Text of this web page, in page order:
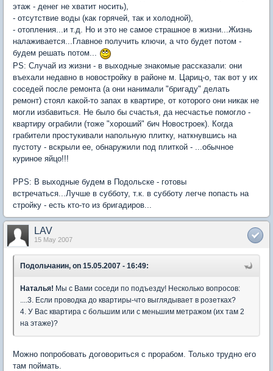
этаж - денег не хватит носить),
- отсутствие воды (как горячей, так и холодной),
- отопления...и т.д. Но и это не самое страшное в жизни...Жизнь
налаживается...Главное получить ключи, а что будет потом -
будем решать потом...
PS: Случай из жизни - в выходные знакомые рассказали: они
въехали недавно в новостройку в районе м. Цариц-о, так вот у их
соседей после ремонта (а они нанимали "бригаду" делать
ремонт) стоял какой-то запах в квартире, от которого они никак не
могли избавиться. Не было бы счастья, да несчастье помогло -
квартиру ограбили (тоже "хороший" бич Новостроек). Когда
грабители простукивали напольную плитку, наткнувшись на
пустоту - вскрыли ее, обнаружили под плиткой - ...обычное
куриное яйцо!!!
PPS: В выходные будем в Подольске - готовы
встречаться...Лучше в субботу, т.к. в субботу легче попасть на
стройку - есть кто-то из бригадиров...
LAV
15 May 2007
Подольчанин, on 15.05.2007 - 16:49:
Наталья! Мы с Вами соседи по подъезду! Несколько вопросов:
....3. Если проводка до квартиры-что выглядывает в розетках?
4. У Вас квартира с большим или с меньшим метражом (их там 2
на этаже)?
Можно попробовать договориться с прорабом. Только трудно его
там поймать.